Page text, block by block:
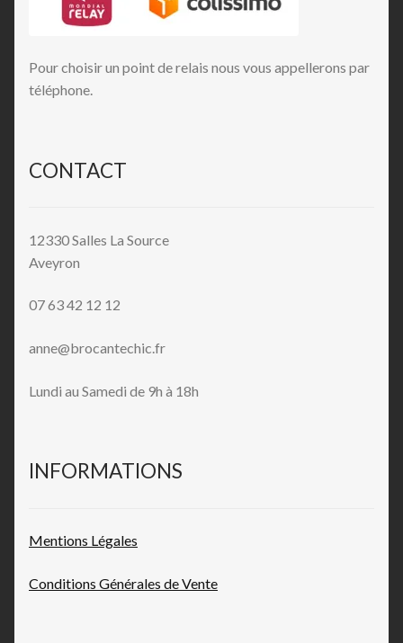
Pour choisir un point de relais nous vous appellerons par
téléphone.
CONTACT
12330 Salles La Source
Aveyron
07 63 42 12 12
anne@brocantechic.fr
Lundi au Samedi de 9h à 18h
INFORMATIONS
Mentions Légales
Conditions Générales deVente